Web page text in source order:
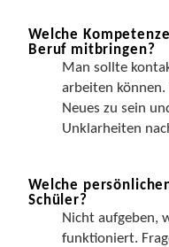
Welche
Beruf mitbringen?
Man sollte
arbeiten
Neues zu sein
Unklarheiten
Welche
Schüler?
Nicht aufgeben,
funktioniert.